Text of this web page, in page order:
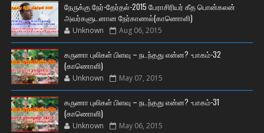
நேருக்கு நேர்-தேர்தல்-2015 பேராசிரியர் கீத பொன்கலன்
அவர்களுடனான நேர்காணல்(காணொளி)
Unknown Aug 06, 2015
கருணா புலிகள் பிளவு – நடந்தது என்ன? -பாகம்-32
(காணொளி)
Unknown May 07, 2015
கருணா புலிகள் பிளவு – நடந்தது என்ன? -பாகம்-31
(காணொளி)
Unknown May 06, 2015